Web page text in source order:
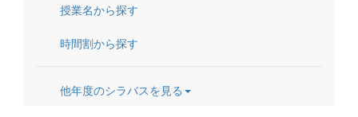
授業名から探す
時間割から探す
他年度のシラバスを見る